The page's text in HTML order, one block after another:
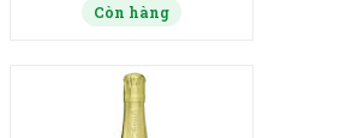
Còn hàng